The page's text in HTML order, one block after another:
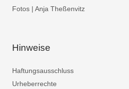
Fotos | Anja Theßenvitz
Hinweise
Haftungsausschluss
Urheberrechte